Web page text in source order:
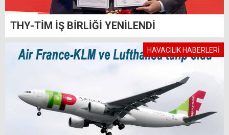
THY-TİM İŞ BİRLİĞİ YENİLENDİ
HAVACILIK HABERLERİ